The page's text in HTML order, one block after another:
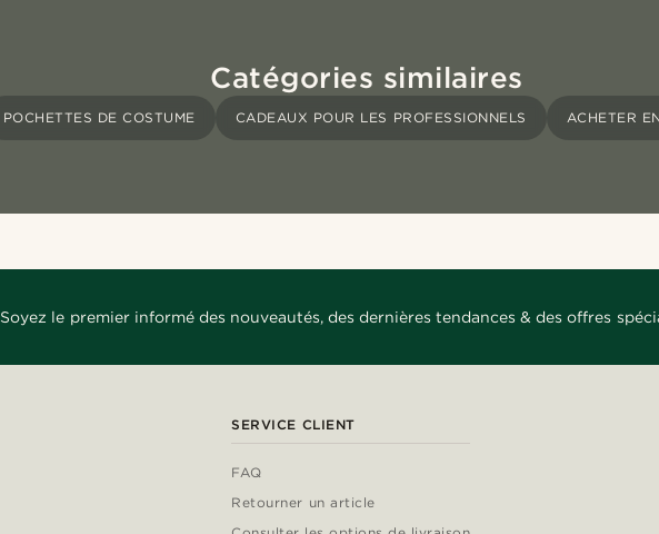
Catégories similaires
POCHETTES DE COSTUME CADEAUX POUR LES PROFESSIONNELS ACHETER
Soyez le premier informé des nouveautés, des dernières tendances & des offres
SERVICE CLIENT
FAQ
Retourner un article